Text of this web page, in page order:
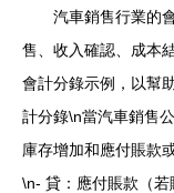
汽車銷售行業的
售、收入確認、成本
會計分錄示例，以幫
計分錄\n當汽車銷售
庫存增加和應付賬款
\n- 貸：應付賬款（